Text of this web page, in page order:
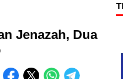
Jenazah, Dua